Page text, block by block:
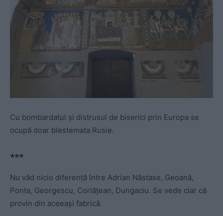
Cu bombardatul și distrusul de biserici prin Europa se
ocupă doar blestemata Rusie.
***
Nu văd nicio diferență între Adrian Năstase, Geoană,
Ponta, Georgescu, Corlățean, Dungaciu. Se vede clar că
provin din aceeași fabrică.